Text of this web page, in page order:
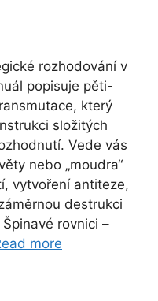
rozhodování v
popisuje pěti-
který
složitých
Vede vás
nebo „moudra“
vytvoření antiteze,
destrukci
rovnici –
more